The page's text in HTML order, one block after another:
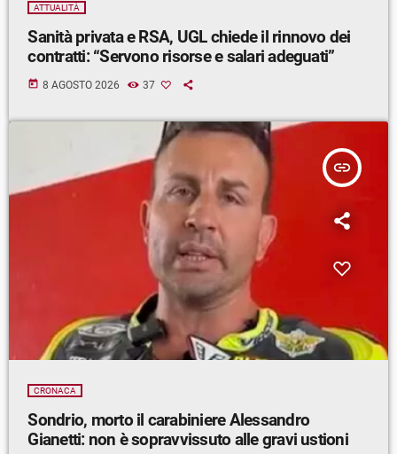
ATTUALITÀ
Sanità privata e RSA, UGL chiede il rinnovo dei
contratti: “Servono risorse e salari adeguati”
today 8 AGOSTO 2026 37
insert_link
CRONACA
Sondrio, morto il carabiniere Alessandro
Gianetti: non è sopravvissuto alle gravi ustioni